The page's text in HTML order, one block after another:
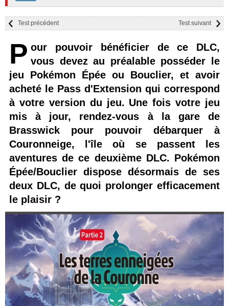
Test suivant
Test précédent
P our pouvoir bénéficier de ce DLC,
vous devez au préalable posséder le
jeu Pokémon Épée ou Bouclier, et avoir
acheté le Pass d'Extension qui correspond
à votre version du jeu. Une fois votre jeu
mis à jour, rendez-vous à la gare de
Brasswick pour pouvoir débarquer à
Couronneige, l'île où se passent les
aventures de ce deuxième DLC. Pokémon
Épée/Bouclier dispose désormais de ses
deux DLC, de quoi prolonger efficacement
le plaisir ?